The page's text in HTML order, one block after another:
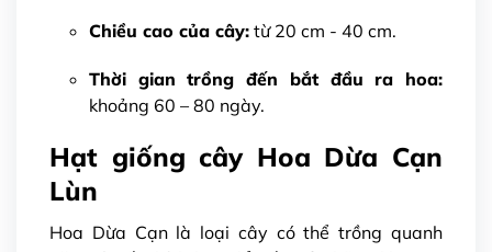
Chiều cao của cây: từ 20 cm - 40 cm.
Thời gian trồng đến bắt đầu ra hoa:
khoảng 60 – 80 ngày.
Hạt giống cây Hoa Dừa Cạn
Lùn
Hoa Dừa Cạn là loại cây có thể trồng quanh